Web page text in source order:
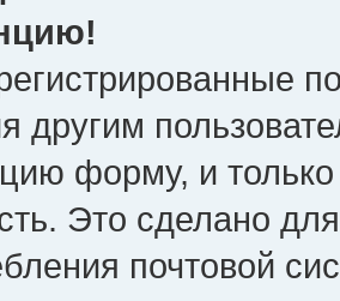
другим
форму, и
Это сделано
почтовой